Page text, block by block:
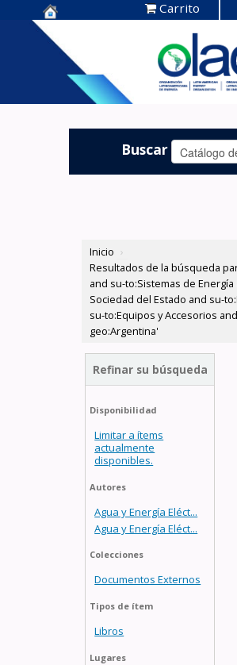
Centro de
Documentación
OLADE -
Carrito
Buscar
Inicio ›
Resultados de la búsqueda
and su-to:Sistemas de
Sociedad del Estado and su-
su-to:Equipos y Accesorios
geo:Argentina'
Refinar su búsqueda
Disponibilidad
Limitar a ítems
actualmente
disponibles.
Autores
Agua y Energía Eléct...
Agua y Energía Eléct...
Colecciones
Documentos Externos
Tipos de ítem
Libros
Lugares